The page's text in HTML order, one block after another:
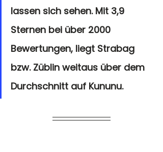
lassen sich sehen. Mit 3,9
Sternen bei über 2000
Bewertungen, liegt Strabag
bzw. Züblin weitaus über dem
Durchschnitt auf Kununu.